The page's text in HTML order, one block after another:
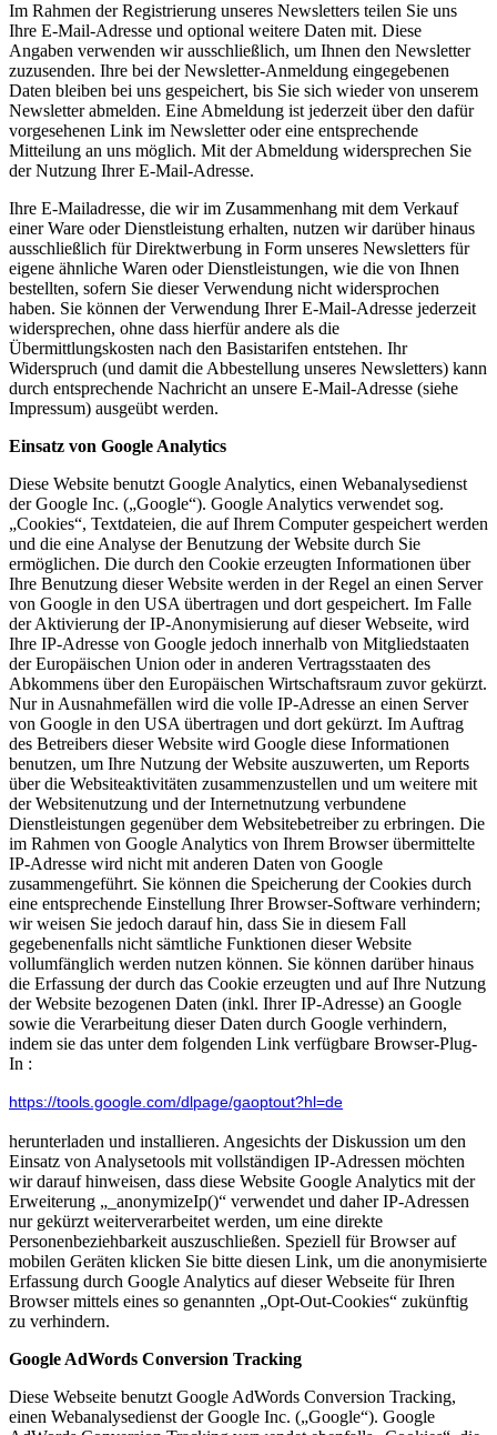
Im Rahmen der Registrierung unseres Newsletters teilen Sie uns
Ihre E-Mail-Adresse und optional weitere Daten mit. Diese
Angaben verwenden wir ausschließlich, um Ihnen den Newsletter
zuzusenden. Ihre bei der Newsletter-Anmeldung eingegebenen
Daten bleiben bei uns gespeichert, bis Sie sich wieder von unserem
Newsletter abmelden. Eine Abmeldung ist jederzeit über den dafür
vorgesehenen Link im Newsletter oder eine entsprechende
Mitteilung an uns möglich. Mit der Abmeldung widersprechen Sie
der Nutzung Ihrer E-Mail-Adresse.
Ihre E-Mailadresse, die wir im Zusammenhang mit dem Verkauf
einer Ware oder Dienstleistung erhalten, nutzen wir darüber hinaus
ausschließlich für Direktwerbung in Form unseres Newsletters für
eigene ähnliche Waren oder Dienstleistungen, wie die von Ihnen
bestellten, sofern Sie dieser Verwendung nicht widersprochen
haben. Sie können der Verwendung Ihrer E-Mail-Adresse jederzeit
widersprechen, ohne dass hierfür andere als die
Übermittlungskosten nach den Basistarifen entstehen. Ihr
Widerspruch (und damit die Abbestellung unseres Newsletters) kann
durch entsprechende Nachricht an unsere E-Mail-Adresse (siehe
Impressum) ausgeübt werden.
Einsatz von Google Analytics
Diese Website benutzt Google Analytics, einen Webanalysedienst
der Google Inc. („Google“). Google Analytics verwendet sog.
„Cookies“, Textdateien, die auf Ihrem Computer gespeichert werden
und die eine Analyse der Benutzung der Website durch Sie
ermöglichen. Die durch den Cookie erzeugten Informationen über
Ihre Benutzung dieser Website werden in der Regel an einen Server
von Google in den USA übertragen und dort gespeichert. Im Falle
der Aktivierung der IP-Anonymisierung auf dieser Webseite, wird
Ihre IP-Adresse von Google jedoch innerhalb von Mitgliedstaaten
der Europäischen Union oder in anderen Vertragsstaaten des
Abkommens über den Europäischen Wirtschaftsraum zuvor gekürzt.
Nur in Ausnahmefällen wird die volle IP-Adresse an einen Server
von Google in den USA übertragen und dort gekürzt. Im Auftrag
des Betreibers dieser Website wird Google diese Informationen
benutzen, um Ihre Nutzung der Website auszuwerten, um Reports
über die Websiteaktivitäten zusammenzustellen und um weitere mit
der Websitenutzung und der Internetnutzung verbundene
Dienstleistungen gegenüber dem Websitebetreiber zu erbringen. Die
im Rahmen von Google Analytics von Ihrem Browser übermittelte
IP-Adresse wird nicht mit anderen Daten von Google
zusammengeführt. Sie können die Speicherung der Cookies durch
eine entsprechende Einstellung Ihrer Browser-Software verhindern;
wir weisen Sie jedoch darauf hin, dass Sie in diesem Fall
gegebenenfalls nicht sämtliche Funktionen dieser Website
vollumfänglich werden nutzen können. Sie können darüber hinaus
die Erfassung der durch das Cookie erzeugten und auf Ihre Nutzung
der Website bezogenen Daten (inkl. Ihrer IP-Adresse) an Google
sowie die Verarbeitung dieser Daten durch Google verhindern,
indem sie das unter dem folgenden Link verfügbare Browser-Plug-
In :
https://tools.google.com/dlpage/gaoptout?hl=de
herunterladen und installieren. Angesichts der Diskussion um den
Einsatz von Analysetools mit vollständigen IP-Adressen möchten
wir darauf hinweisen, dass diese Website Google Analytics mit der
Erweiterung „_anonymizeIp()“ verwendet und daher IP-Adressen
nur gekürzt weiterverarbeitet werden, um eine direkte
Personenbeziehbarkeit auszuschließen. Speziell für Browser auf
mobilen Geräten klicken Sie bitte diesen Link, um die anonymisierte
Erfassung durch Google Analytics auf dieser Webseite für Ihren
Browser mittels eines so genannten „Opt-Out-Cookies“ zukünftig
zu verhindern.
Google AdWords Conversion Tracking
Diese Webseite benutzt Google AdWords Conversion Tracking,
einen Webanalysedienst der Google Inc. („Google“). Google